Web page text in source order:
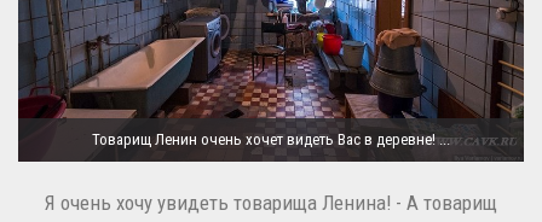
Товарищ Ленин очень хочет видеть Вас в деревне! ...
Я очень хочу увидеть товарища Ленина! - А товарищ